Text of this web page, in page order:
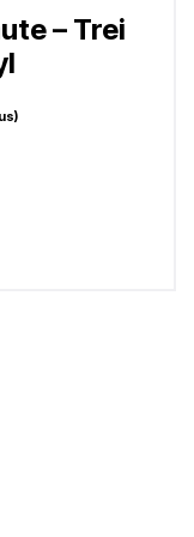
– Trei